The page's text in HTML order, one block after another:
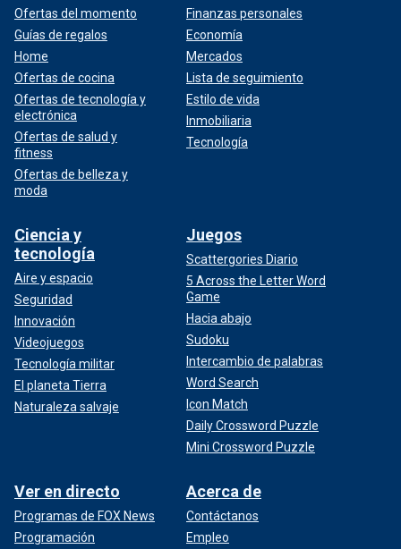
Ofertas del momento
Guías de regalos
Home
Ofertas de cocina
Ofertas de tecnología y
electrónica
Ofertas de salud y
fitness
Ofertas de belleza y
moda
Finanzas personales
Economía
Mercados
Lista de seguimiento
Estilo de vida
Inmobiliaria
Tecnología
Ciencia y
tecnología
Aire y espacio
Seguridad
Innovación
Videojuegos
Tecnología militar
El planeta Tierra
Naturaleza salvaje
Juegos
Scattergories Diario
5 Across the Letter Word
Game
Hacia abajo
Sudoku
Intercambio de palabras
Word Search
Icon Match
Daily Crossword Puzzle
Mini Crossword Puzzle
Ver en directo
Programas de FOX News
Programación
Acerca de
Contáctanos
Empleo